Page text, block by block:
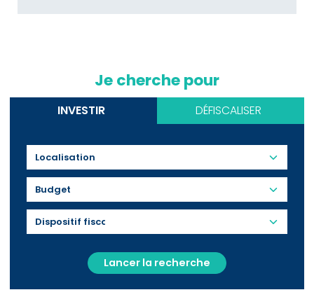
Je cherche pour
INVESTIR DÉFISCALISER
Budget
Lancer la recherche